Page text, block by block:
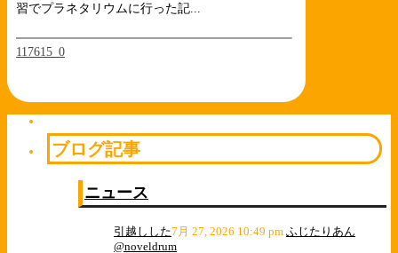
習でプラネタリウムに行った記...
117615_0
ブログ記事
ニュース
引越しした7月 27, 2026 10:49 pm ふじたりあん
@noveldrum